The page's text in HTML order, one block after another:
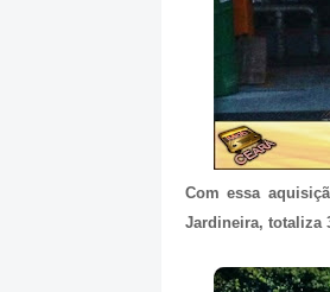
Com essa
Jardineira, totaliza